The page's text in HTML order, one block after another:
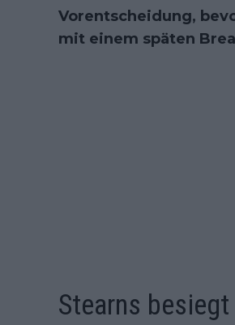
Vorentscheidung,
mit einem späten
Stearns